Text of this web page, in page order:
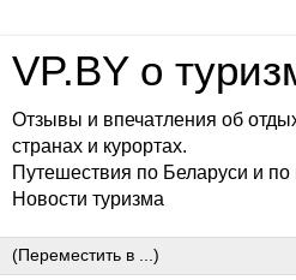
VP.BY о
Отзывы и впечатления об
странах и курортах.
Путешествия по Беларуси и по
Новости туризма